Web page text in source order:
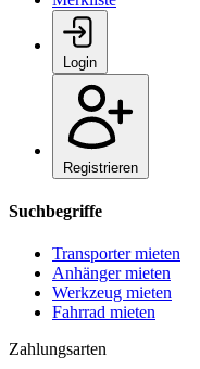
Login
Registrieren
Suchbegriffe
Transporter mieten
Anhänger mieten
Werkzeug mieten
Fahrrad mieten
Zahlungsarten